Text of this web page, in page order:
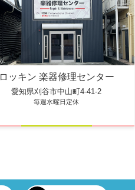
ロッキン 楽器修理センター
愛知県刈谷市中山町4-41-2
毎週水曜日定休